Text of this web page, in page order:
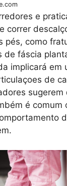
e
correr
pés, como
de fáscia
implicará em
de
sugerem
é comum